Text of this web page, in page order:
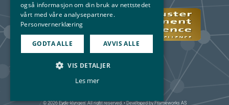
© 2026 Eyde-klyngen. All right reserved. • Developed byFrameworks AS
også informasjon om din bruk av nettstedet
vårt med våre analysepartnere.
Personvernerklæring
GODTA ALLE AVVIS ALLE
VIS DETALJER
Les mer